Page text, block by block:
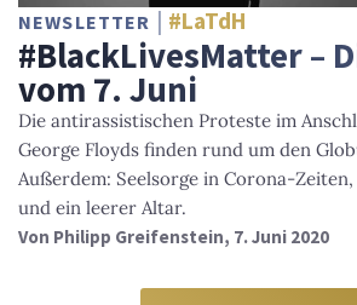
NEWSLETTER #LaTdH
#BlackLivesMatter –
vom 7. Juni
Die antirassistischen Proteste im
George Floyds finden rund um den
Außerdem: Seelsorge in Corona-
und ein leerer Altar.
Von Philipp Greifenstein, 7. Juni 2020